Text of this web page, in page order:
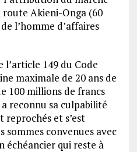
Akieni-Onga (60
l’homme d’affaires
l’article 149 du Code
maximale de 20 ans de
100 millions de francs
reconnu sa culpabilité
reprochés et s’est
sommes convenues avec
échéancier qui reste à